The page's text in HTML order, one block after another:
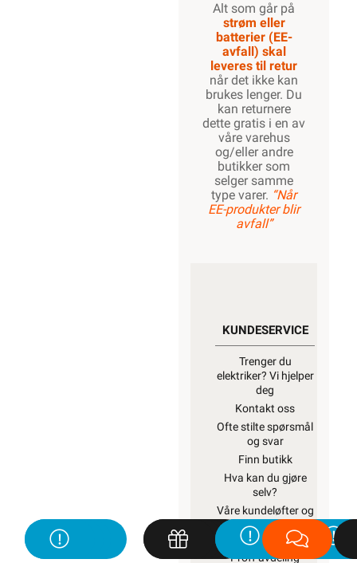
Alt som går på
strøm eller
batterier (EE-
avfall) skal
leveres til retur
når det ikke kan
brukes lenger. Du
kan returnere
dette gratis i en av
våre varehus
og/eller andre
butikker som
selger samme
type varer. “Når
EE-produkter blir
avfall”
KUNDESERVICE
Trenger du
elektriker? Vi hjelper
deg
Kontakt oss
Ofte stilte spørsmål
og svar
Finn butikk
Hva kan du gjøre
selv?
Våre kundeløfter og
prisgaranti
Kontaktinformasjon
Proff avdeling